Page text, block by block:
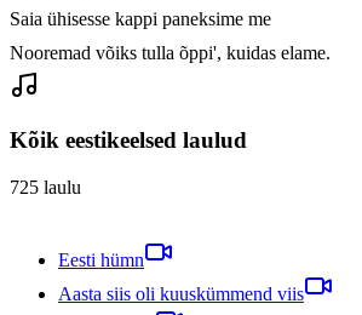
Saia ühisesse kappi paneksime me
Nooremad võiks tulla õppi', kuidas elame.
Kõik eestikeelsed laulud
725 laulu
Eesti hümn
Aasta siis oli kuuskümmend viis